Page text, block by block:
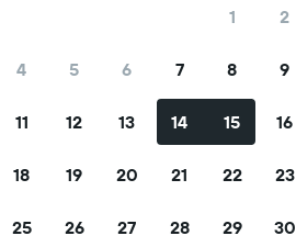
1 2
4 5 6 7 8 9
11 12 13 14 15 16
18 19 20 21 22 23
25 26 27 28 29 30